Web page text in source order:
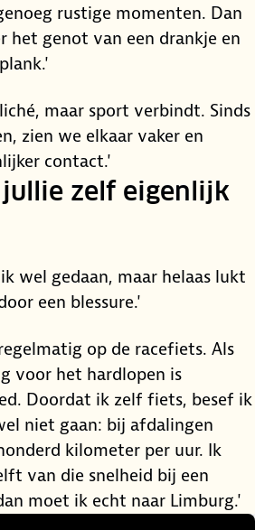
rustige momenten. Dan
het genot van een drankje en
maar sport verbindt. Sinds
zien we elkaar vaker en
contact.'
zelf eigenlijk
wel gedaan, maar helaas lukt
een blessure.'
op de racefiets. Als
voor het hardlopen is
Doordat ik zelf fiets, besef ik
niet gaan: bij afdalingen
kilometer per uur. Ik
van die snelheid bij een
moet ik echt naar Limburg.'